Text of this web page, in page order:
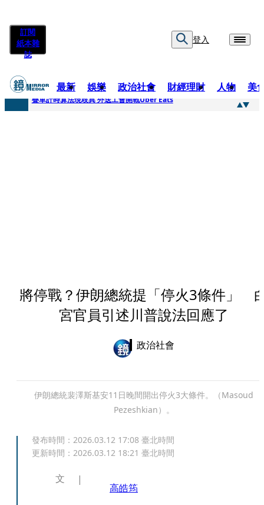
訂閱
紙本雜
誌
登入
最新 娛樂 政治社會 財經理財 人物 美
快訊
疊單計時算法現歧異 外送工會開戰Uber Eats
將停戰？伊朗總統提「停火3條件」
宮官員引述川普說法回應了
政治社會
伊朗總統裴澤斯基安11日晚間開出停火3大條件。（Masoud
Pezeshkian）。
發布時間： 2026.03.12 17:08 臺北時間
更新時間： 2026.03.12 18:21 臺北時間
文
高皓筠